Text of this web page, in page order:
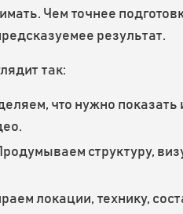
Чем точнее
результат.
так:
что нужно показать
структуру,
локации, технику,